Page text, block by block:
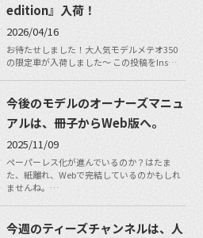
edition』入荷！
2026/04/16
お待たせしました！大人気モデルメテオ350
の限定車が入荷しました〜 この投稿をIns…
今後のモデルのオーナーズマニュ
アルは、冊子からWeb版へ。
2025/11/09
ペーパーレス化が進んでいるのか？はたま
た、紙離れ、Webで完結しているのかもしれ
ませんね。…
今週のティーズチャンネルは、人